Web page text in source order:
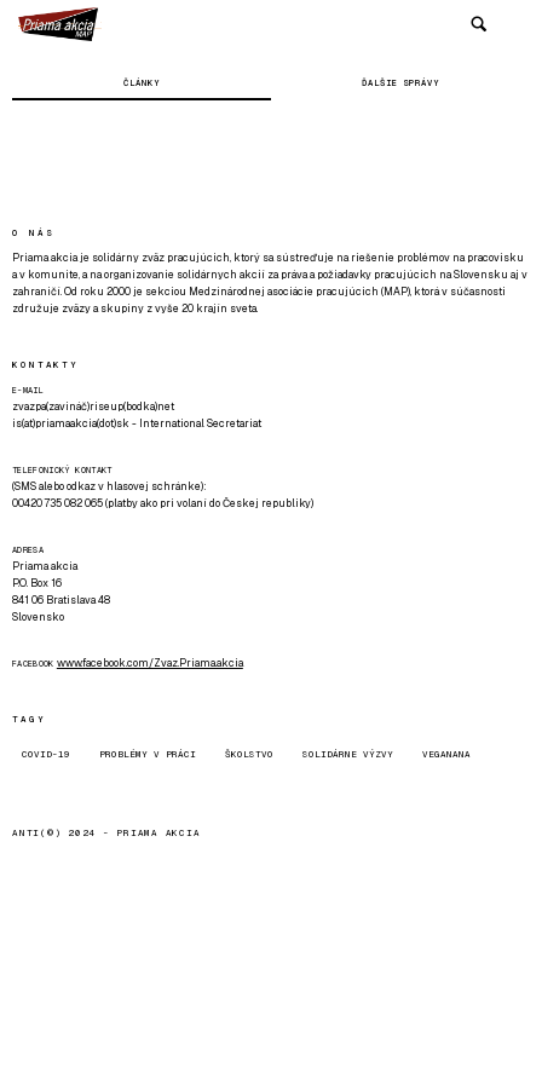
ČLÁNKY ĎALŠIE SPRÁVY
O NÁS
Priama akcia je solidárny zväz pracujúcich, ktorý sa sústreďuje na riešenie problémov na pracovisku
a v komunite, a na organizovanie solidárnych akcií za práva a požiadavky pracujúcich na Slovensku aj v
zahraničí. Od roku 2000 je sekciou Medzinárodnej asociácie pracujúcich (MAP), ktorá v súčasnosti
združuje zväzy a skupiny z vyše 20 krajín sveta.
KONTAKTY
E-MAIL
zvazpa(zavináč)riseup(bodka)net
is(at)priamaakcia(dot)sk - International Secretariat
TELEFONICKÝ KONTAKT
(SMS alebo odkaz v hlasovej schránke):
00420 735 082 065 (platby ako pri volaní do Českej republiky)
ADRESA
Priama akcia
P.O. Box 16
841 06 Bratislava 48
Slovensko
FACEBOOK www.facebook.com/Zvaz.Priama.akcia
TAGY
COVID-19 PROBLÉMY V PRÁCI ŠKOLSTVO SOLIDÁRNE VÝZVY VEGANANA
ANTI(©) 2024 - PRIAMA AKCIA